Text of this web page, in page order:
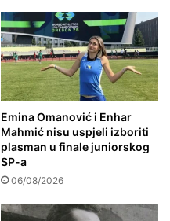
Emina Omanović i Enhar
Mahmić nisu uspjeli izboriti
plasman u finale juniorskog
SP-a
06/08/2026